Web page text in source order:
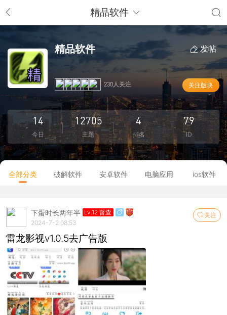
精品软件
精品软件 发帖
230人关注 关注版块
14
今日
12705
主题
4
排名
79
ID
全部分类 破解软件 安卓软件 电脑应用 ios软件
关注
下蛋时长两年半 Lv.12 督查
2024-7-2 08:53
雷龙影视v1.0.5去广告版